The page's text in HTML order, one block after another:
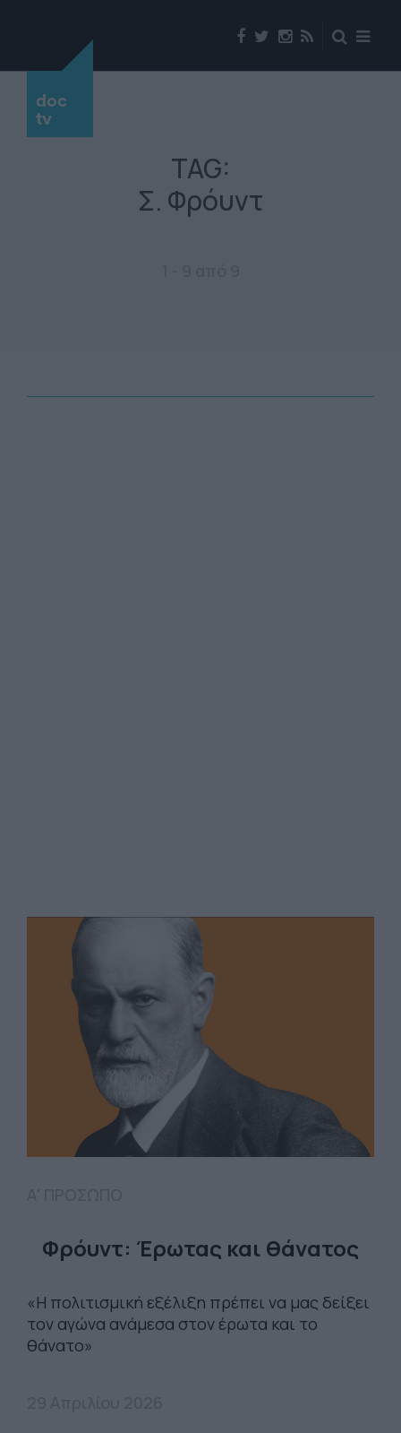
doc
tv
TAG:
Σ. Φρόυντ
Φρόυντ: Έρωτας και θάνατος
«Η πολιτισμική εξέλιξη πρέπει να μας δείξει
τον αγώνα ανάμεσα στον έρωτα και το
θάνατο»